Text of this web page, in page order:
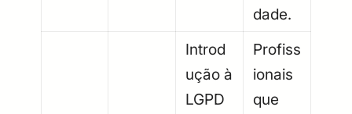
dade.
Introd
ução à
LGPD
Profiss
ionais
que